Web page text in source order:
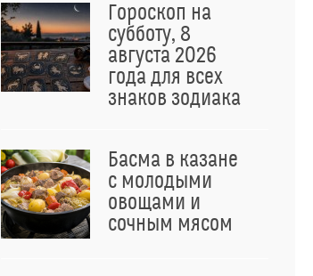
Гороскоп на
субботу, 8
августа 2026
года для всех
знаков зодиака
Басма в казане
с молодыми
овощами и
сочным мясом